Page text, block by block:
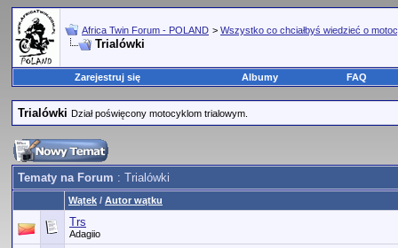
Africa Twin Forum - POLAND > Wszystko co chciałbyś wiedzieć o
Trialówki
Zarejestruj się Albumy FAQ
Trialówki Dział poświęcony motocyklom trialowym.
Tematy na Forum : Trialówki
Wątek / Autor wątku
Trs
Adagiio